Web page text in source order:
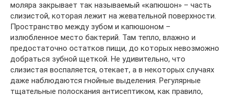
моляра закрывает так называемый «капюшон» – часть
слизистой, которая лежит на жевательной поверхности.
Пространство между зубом и капюшоном –
излюбленное место бактерий. Там тепло, влажно и
предостаточно остатков пищи, до которых невозможно
добраться зубной щеткой. Не удивительно, что
слизистая воспаляется, отекает, а в некоторых случаях
даже наблюдаются гнойные выделения. Регулярные
тщательные полоскания антисептиком, как правило,